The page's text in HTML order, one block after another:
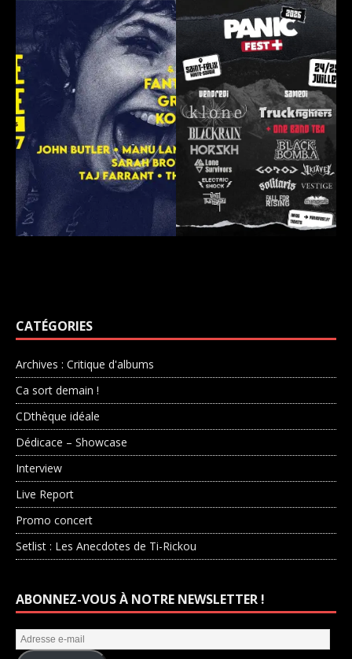
CATÉGORIES
Archives : Critique d'albums
Ca sort demain !
CDthèque idéale
Dédicace – Showcase
Interview
Live Report
Promo concert
Setlist : Les Anecdotes de Ti-Rickou
ABONNEZ-VOUS À NOTRE NEWSLETTER !